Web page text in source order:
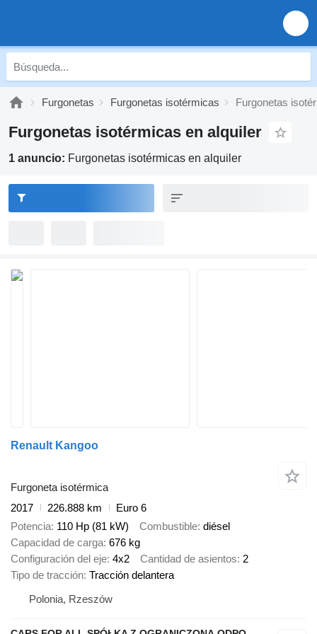
Furgonetas Furgonetas isotérmicas Furgonetas
Furgonetas isotérmicas en alquiler
1 anuncio: Furgonetas isotérmicas en alquiler
Renault Kangoo
Furgoneta isotérmica
2017
226.888 km
Euro 6
Potencia 110 Hp (81 kW) Combustible diésel
Capacidad de carga 676 kg
Configuración del eje 4x2 Cantidad de asientos 2
Tipo de tracción Tracción delantera
Polonia, Rzeszów